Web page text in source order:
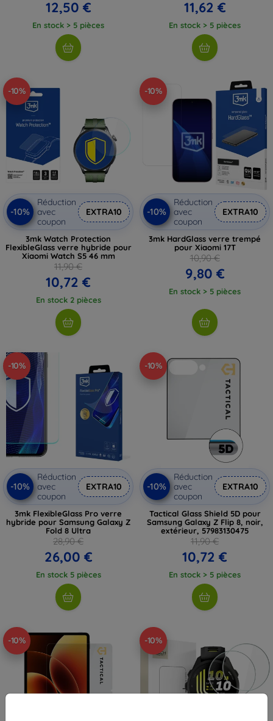
12,50 €
En stock > 5 pièces
11,62 €
En stock > 5 pièces
-10%
-10%
Réduction
avec
coupon
EXTRA10
3mk Watch Protection
FlexibleGlass verre hybride pour
Xiaomi Watch S5 46 mm
11,90 €
10,72 €
En stock 2 pièces
-10%
-10%
Réduction
avec
coupon
EXTRA10
3mk HardGlass verre trempé
pour Xiaomi 17T
10,90 €
9,80 €
En stock > 5 pièces
-10%
-10%
Réduction
avec
coupon
EXTRA10
3mk FlexibleGlass Pro verre
hybride pour Samsung Galaxy Z
Fold 8 Ultra
28,90 €
26,00 €
En stock 5 pièces
-10%
-10%
Réduction
avec
coupon
EXTRA10
Tactical Glass Shield 5D pour
Samsung Galaxy Z Flip 8, noir,
extérieur, 57983130475
11,90 €
10,72 €
En stock > 5 pièces
-10% -10%